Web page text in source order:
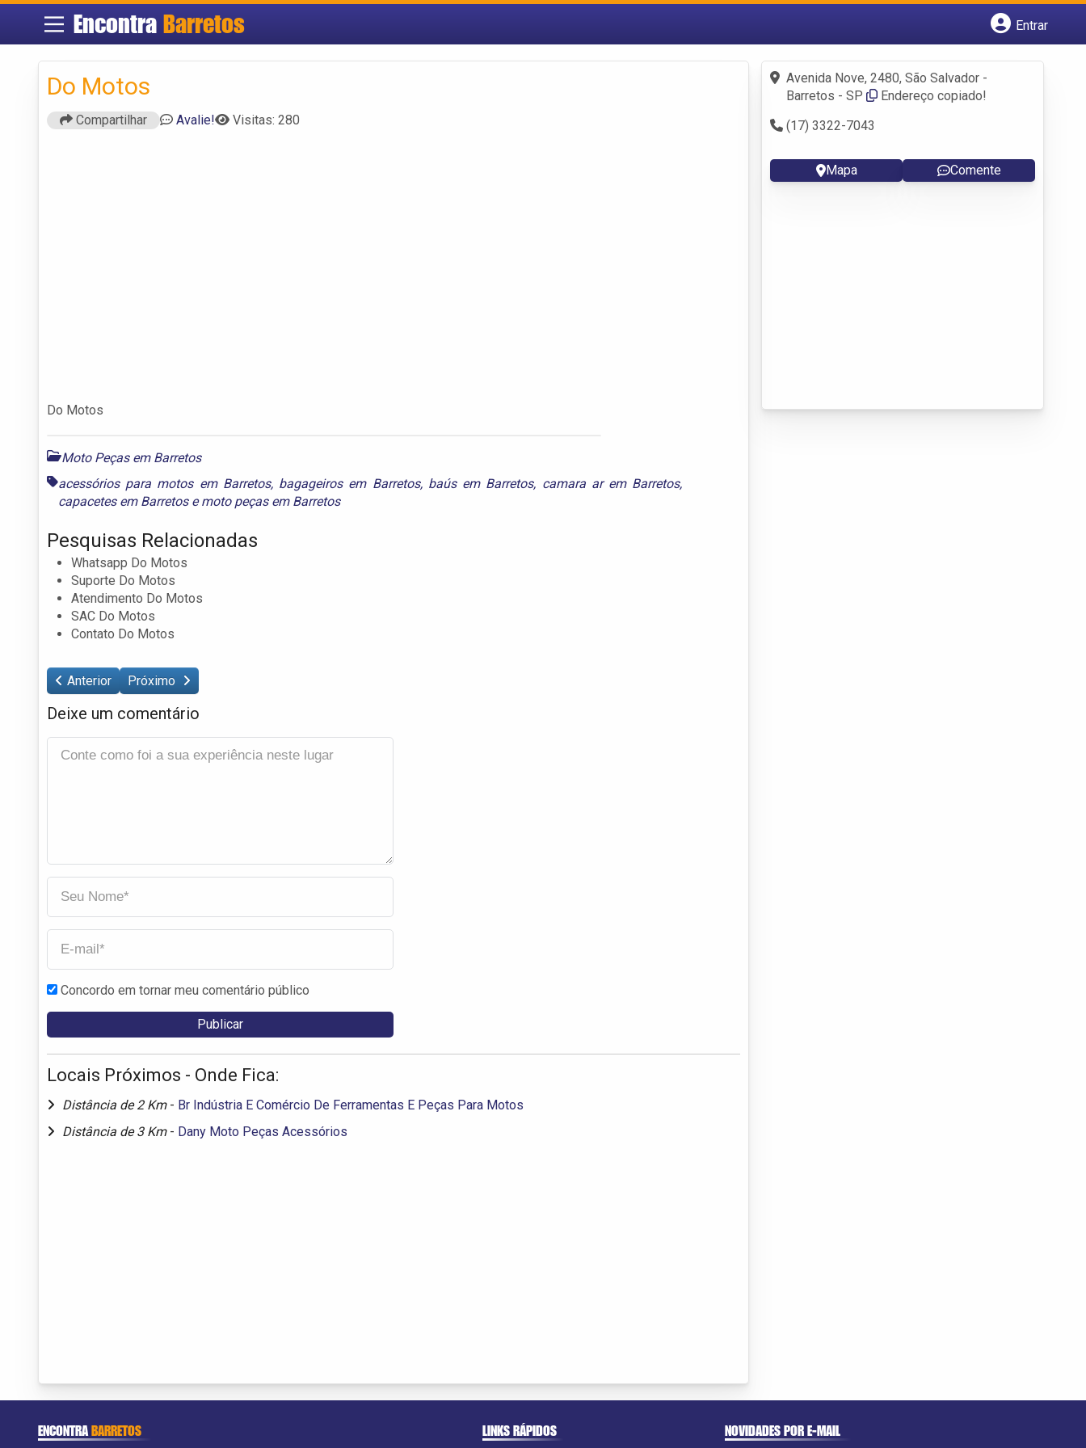
EncontraBarretos
Entrar
Fazer login
Criar conta
Do Motos
Compartilhar Avalie! Visitas: 280
Do Motos
Moto Peças em Barretos
acessórios para motos em Barretos, bagageiros em Barretos, baús em Barretos, camara ar em Barretos,
capacetes em Barretosemoto peças em Barretos
Pesquisas Relacionadas
Whatsapp Do Motos
Suporte Do Motos
Atendimento Do Motos
SAC Do Motos
Contato Do Motos
Anterior Próximo
Deixe um comentário
Concordo em tornar meu comentário público
Locais Próximos - Onde Fica:
Distância de 2 Km - Br Indústria E Comércio De Ferramentas E Peças Para Motos
Distância de 3 Km - Dany Moto Peças Acessórios
Avenida Nove, 2480, São Salvador -
Barretos - SP
Endereço copiado!
(17) 3322-7043
Mapa Comente
ENCONTRABARRETOS LINKS RÁPIDOS NOVIDADES POR E-MAIL